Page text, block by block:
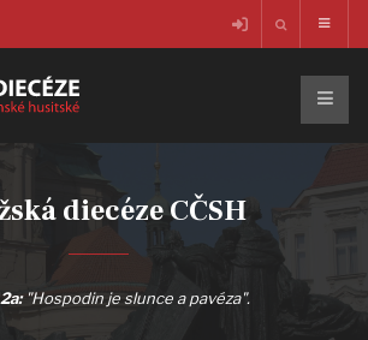
diecéze CČSH
"Hospodin je slunce a pavéza".